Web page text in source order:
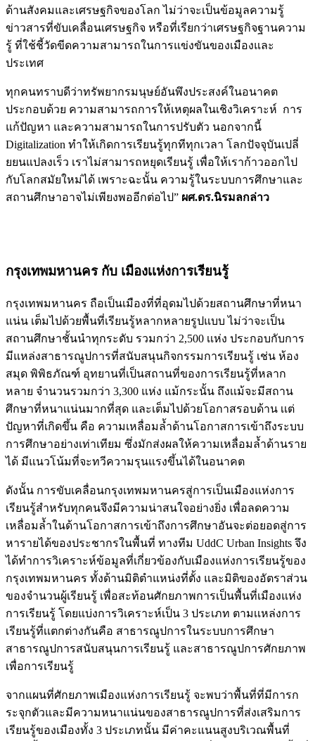
ด้านสังคมและเศรษฐกิจของโลก ไม่ว่าจะเป็นข้อมูลความรู้
ข่าวสารที่ขับเคลื่อนเศรษฐกิจ หรือที่เรียกว่าเศรษฐกิจฐานความ
รู้ ที่ใช้ชี้วัดขีดความสามารถในการแข่งขันของเมืองและ
ประเทศ
ทุกคนทราบดีว่าทรัพยากรมนุษย์อันพึงประสงค์ในอนาคต
ประกอบด้วย ความสามารถการให้เหตุผลในเชิงวิเคราะห์ การ
แก้ปัญหา และความสามารถในการปรับตัว นอกจากนี้
Digitalization ทำให้เกิดการเรียนรู้ทุกทีทุกเวลา โลกปัจจุบันเปลี่
ยยนแปลงเร็ว เราไม่สามารถหยุดเรียนรู้ เพื่อให้เราก้าวออกไป
กับโลกสมัยใหม่ได้ เพราะฉะนั้น ความรู้ในระบบการศึกษาและ
สถานศึกษาอาจไม่เพียงพออีกต่อไป” ผศ.ดร.นิรมลกล่าว
กรุงเทพมหานคร กับ เมืองเเห่งการเรียนรู้
กรุงเทพมหานคร ถือเป็นเมืองที่ที่อุดมไปด้วยสถานศึกษาที่หนา
แน่น เต็มไปด้วยพื้นที่เรียนรู้หลากหลายรูปแบบ ไม่ว่าจะเป็น
สถานศึกษาชั้นนำทุกระดับ รวมกว่า 2,500 เเห่ง ประกอบกับการ
มีแหล่งสาธารณูปการที่สนับสนุนกิจกรรมการเรียนรู้ เช่น ห้อง
สมุด พิพิธภัณฑ์ อุทยานที่เป็นสถานที่ของการเรียนรู้ที่หลาก
หลาย จำนวนรวมกว่า 3,300 แห่ง แม้กระนั้น ถึงเเม้จะมีสถาน
ศึกษาที่หนาเเน่นมากที่สุด และเต็มไปด้วยโอกาสรอบด้าน เเต่
ปัญหาที่เกิดขึ้น คือ ความเหลื่อมล้ำด้านโอกาสการเข้าถึงระบบ
การศึกษาอย่างเท่าเทียม ซึ่งมักส่งผลให้ความเหลื่อมล้ำด้านราย
ได้ มีแนวโน้มที่จะทวีความรุนแรงขึ้นได้ในอนาคต
ดังนั้น การขับเคลื่อนกรุงเทพมหานครสู่การเป็นเมืองแห่งการ
เรียนรู้สำหรับทุกคนจึงมีความน่าสนใจอย่างยิ่ง เพื่อลดความ
เหลื่อมล้ำในด้านโอกาสการเข้าถึงการศึกษาอันจะต่อยอดสู่การ
หารายได้ของประชากรในพื้นที่ ทางทีม UddC Urban Insights จึง
ได้ทำการวิเคราะห์ข้อมูลที่เกี่ยวข้องกับเมืองแห่งการเรียนรู้ของ
กรุงเทพมหานคร ทั้งด้านมิติตำแหน่งที่ตั้ง และมิติของอัตราส่วน
ของจำนวนผู้เรียนรู้ เพื่อสะท้อนศักยภาพการเป็นพื้นที่เมืองแห่ง
การเรียนรู้ โดยแบ่งการวิเคราะห์เป็น 3 ประเภท ตามเเหล่งการ
เรียนรู้ที่เเตกต่างกันคือ สาธารณูปการในระบบการศึกษา
สาธารณูปการสนับสนุนการเรียนรู้ และสาธารณูปการศักยภาพ
เพื่อการเรียนรู้
จากแผนที่ศักยภาพเมืองแห่งการเรียนรู้ จะพบว่าพื้นที่ที่มีการก
ระจุกตัวและมีความหนาแน่นของสาธารณูปการที่ส่งเสริมการ
เรียนรู้ของเมืองทั้ง 3 ประเภทนั้น มีค่าคะแนนสูงบริเวณพื้นที่